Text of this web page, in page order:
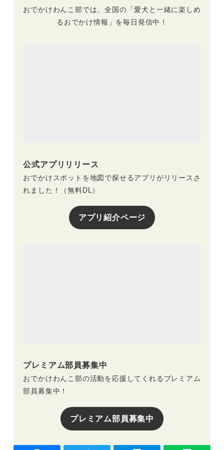
おでかけわんこ部では、全国の「愛犬と一緒に楽しめ
るおでかけ情報」を毎日発信中！
公式アプリリリース
おでかけスポットを地図で探せるアプリがリリースさ
れました！（無料DL）
アプリ紹介ページ
プレミアム部員募集中
おでかけわんこ部の活動を応援してくれるプレミアム
部員募集中！
プレミアム部員募集中